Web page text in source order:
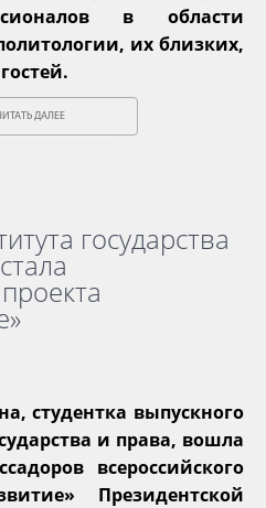
в области
их близких,
ДАЛЕЕ
государства
студентка выпускного
и права, вошла
всероссийского
Президентской